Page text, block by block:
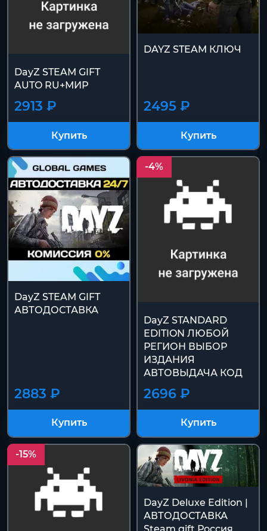
DayZ STEAM GIFT
AUTO RU+МИР
2913 ₽
Купить
DAYZ STEAM КЛЮЧ
2495 ₽
Купить
DayZ STEAM GIFT
АВТОДОСТАВКА
2883 ₽
Купить
-4%
DayZ STANDARD
EDITION ЛЮБОЙ
РЕГИОН ВЫБОР
ИЗДАНИЯ
АВТОВЫДАЧА КОД
2696 ₽
Купить
-15%
DayZ Deluxe Edition |
АВТОДОСТАВКА